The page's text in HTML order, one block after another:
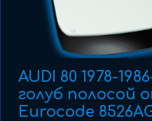
AUDI 80 1978-
голуб полосой
Eurocode